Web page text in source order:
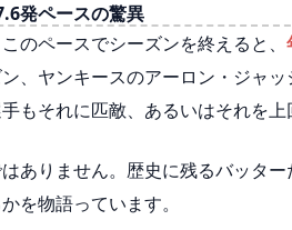
発ペースの驚異
のペースでシーズンを終えると、
、ヤンキースのアーロン・ジャ
もそれに匹敵、あるいはそれを上
ありません。歴史に残るバッタ
を物語っています。